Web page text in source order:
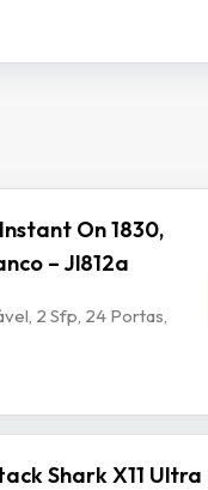
On 1830,
– Jl812a
2 Sfp, 24 Portas,
Shark X11 Ultra